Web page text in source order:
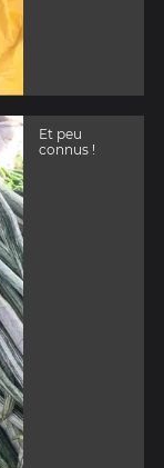
Et peu
connus !